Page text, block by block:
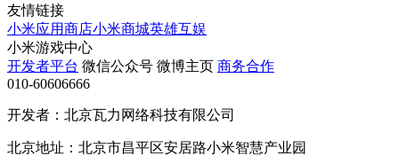
友情链接
小米应用商店小米商城英雄互娱
小米游戏中心
开发者平台 微信公众号 微博主页 商务合作
010-60606666
开发者：北京瓦力网络科技有限公司
北京地址：北京市昌平区安居路小米智慧产业园